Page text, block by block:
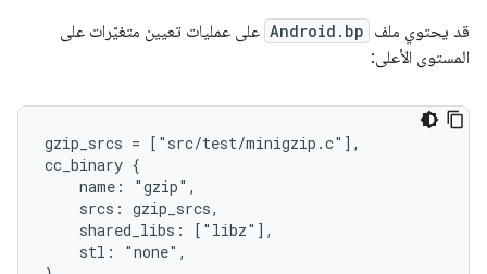
قد يحتوي ملف Android.bp على عمليات تعيين متغيّرات على
المستوى الأعلى:
gzip_srcs = ["src/test/minigzip.c"],
cc_binary {
    name: "gzip",
    srcs: gzip_srcs,
    shared_libs: ["libz"],
    stl: "none",